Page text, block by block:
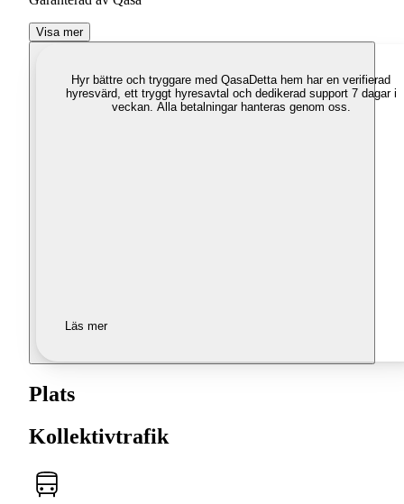
Visa mer
Hyr bättre och tryggare med QasaDetta hem har en verifierad
hyresvärd, ett tryggt hyresavtal och dedikerad support 7 dagar i
veckan. Alla betalningar hanteras genom oss.
Läs mer
Plats
Kollektivtrafik